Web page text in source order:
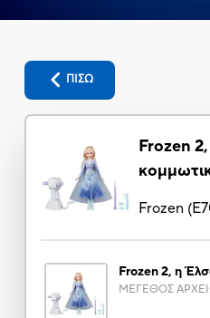
ΠΙΣΩ
Frozen
Frozen (
Frozen 2, η
ΜΕΓΕΘΟΣ